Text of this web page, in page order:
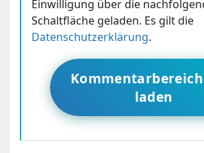
Einwilligung über die
Schaltfläche geladen. Es gilt die
Datenschutzerklärung.
laden